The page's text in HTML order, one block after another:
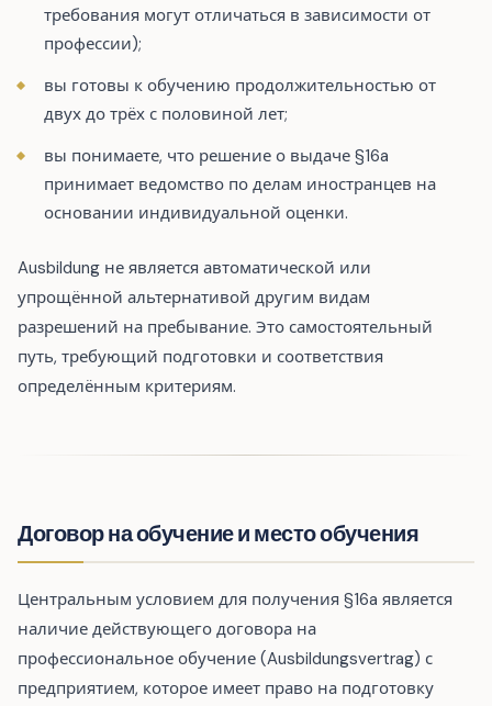
требования могут отличаться в зависимости от
профессии);
вы готовы к обучению продолжительностью от
двух до трёх с половиной лет;
вы понимаете, что решение о выдаче §16a
принимает ведомство по делам иностранцев на
основании индивидуальной оценки.
Ausbildung не является автоматической или
упрощённой альтернативой другим видам
разрешений на пребывание. Это самостоятельный
путь, требующий подготовки и соответствия
определённым критериям.
Договор на обучение и место обучения
Центральным условием для получения §16a является
наличие действующего договора на
профессиональное обучение (Ausbildungsvertrag) с
предприятием, которое имеет право на подготовку